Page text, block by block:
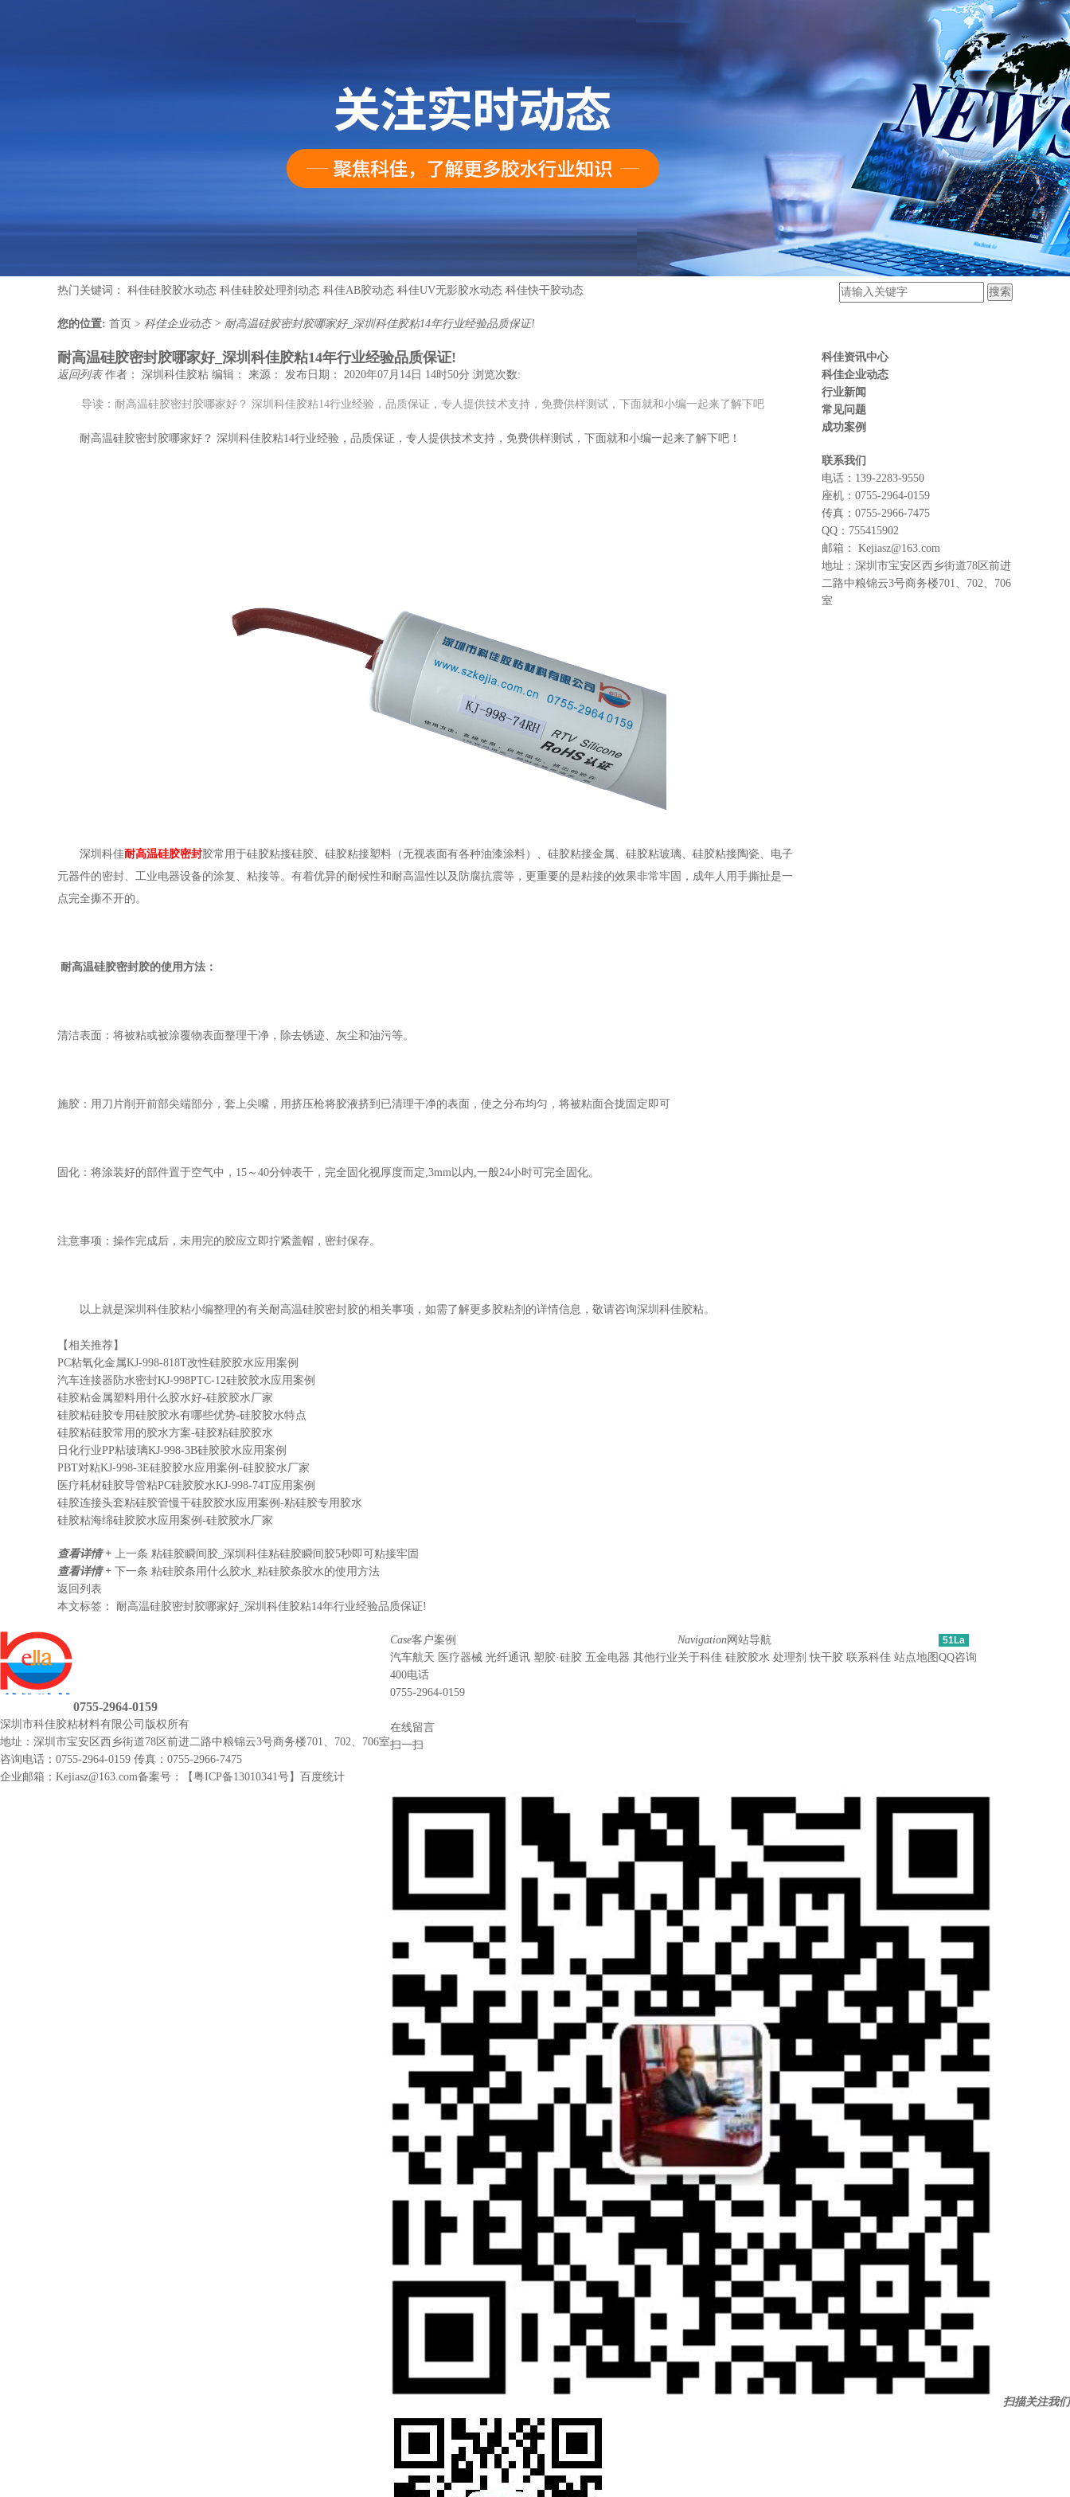
热门关键词： 科佳硅胶胶水动态 科佳硅胶处理剂动态 科佳AB胶动态 科佳UV无影胶水动态 科佳快干胶动态
您的位置: 首页 > 科佳企业动态 > 耐高温硅胶密封胶哪家好_深圳科佳胶粘14年行业经验品质保证!
耐高温硅胶密封胶哪家好_深圳科佳胶粘14年行业经验品质保证!
返回列表 作者： 深圳科佳胶粘 编辑： 来源： 发布日期： 2020年07月14日 14时50分 浏览次数:
导读：耐高温硅胶密封胶哪家好？ 深圳科佳胶粘14行业经验，品质保证，专人提供技术支持，免费供样测试，下面就和小编一起来了解下吧
耐高温硅胶密封胶哪家好？ 深圳科佳胶粘14行业经验，品质保证，专人提供技术支持，免费供样测试，下面就和小编一起来了解下吧！
深圳科佳耐高温硅胶密封胶常用于硅胶粘接硅胶、硅胶粘接塑料（无视表面有各种油漆涂料）、硅胶粘接金属、硅胶粘玻璃、硅胶粘接陶瓷、电子
元器件的密封、工业电器设备的涂复、粘接等。有着优异的耐候性和耐高温性以及防腐抗震等，更重要的是粘接的效果非常牢固，成年人用手撕扯是一
点完全撕不开的。
耐高温硅胶密封胶的使用方法：
清洁表面：将被粘或被涂覆物表面整理干净，除去锈迹、灰尘和油污等。
施胶：用刀片削开前部尖端部分，套上尖嘴，用挤压枪将胶液挤到已清理干净的表面，使之分布均匀，将被粘面合拢固定即可
固化：将涂装好的部件置于空气中， 15～40分钟表干，完全固化视厚度而定,3mm以内,一般24小时可完全固化。
注意事项：操作完成后，未用完的胶应立即拧紧盖帽，密封保存。
以上就是深圳科佳胶粘小编整理的有关耐高温硅胶密封胶的相关事项，如需了解更多胶粘剂的详情信息，敬请咨询深圳科佳胶粘。
【相关推荐】
PC粘氧化金属KJ-998-818T改性硅胶胶水应用案例
汽车连接器防水密封KJ-998PTC-12硅胶胶水应用案例
硅胶粘金属塑料用什么胶水好-硅胶胶水厂家
硅胶粘硅胶专用硅胶胶水有哪些优势-硅胶胶水特点
硅胶粘硅胶常用的胶水方案-硅胶粘硅胶胶水
日化行业PP粘玻璃KJ-998-3B硅胶胶水应用案例
PBT对粘KJ-998-3E硅胶胶水应用案例-硅胶胶水厂家
医疗耗材硅胶导管粘PC硅胶胶水KJ-998-74T应用案例
硅胶连接头套粘硅胶管慢干硅胶胶水应用案例-粘硅胶专用胶水
硅胶粘海绵硅胶胶水应用案例-硅胶胶水厂家
查看详情 + 上一条 粘硅胶瞬间胶_深圳科佳粘硅胶瞬间胶5秒即可粘接牢固
查看详情 + 下一条 粘硅胶条用什么胶水_粘硅胶条胶水的使用方法
返回列表
本文标签： 耐高温硅胶密封胶哪家好_深圳科佳胶粘14年行业经验品质保证!
科佳资讯中心
科佳企业动态
行业新闻
常见问题
成功案例
联系我们
电话： 139-2283-9550
座机： 0755-2964-0159
传真： 0755-2966-7475
QQ： 755415902
邮箱：
Kejiasz@163.com
地址： 深圳市宝安区西乡街道78区前进
二路中粮锦云3号商务楼701、702、706
室
0755-2964-0159
深圳市科佳胶粘材料有限公司 版权所有
地址：深圳市宝安区西乡街道78区前进二路中粮锦云3号商务楼701、702、706室
咨询电话：0755-2964-0159 传真：0755-2966-7475
企业邮箱：Kejiasz@163.com备案号：【粤ICP备13010341号】 百度统计
Case客户案例
汽车航天 医疗器械 光纤通讯 塑胶·硅胶 五金电器 其他行业
Navigation网站导航
关于科佳 硅胶胶水 处理剂 快干胶 联系科佳 站点地图
扫描关注我们
51La
QQ咨询
400电话
0755-2964-0159
在线留言
扫一扫